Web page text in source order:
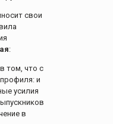
свои
:
том, что с
и
усилия
в